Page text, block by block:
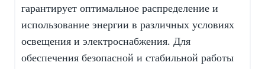
гарантирует оптимальное распределение и
использование энергии в различных условиях
освещения и электроснабжения. Для
обеспечения безопасной и стабильной работы